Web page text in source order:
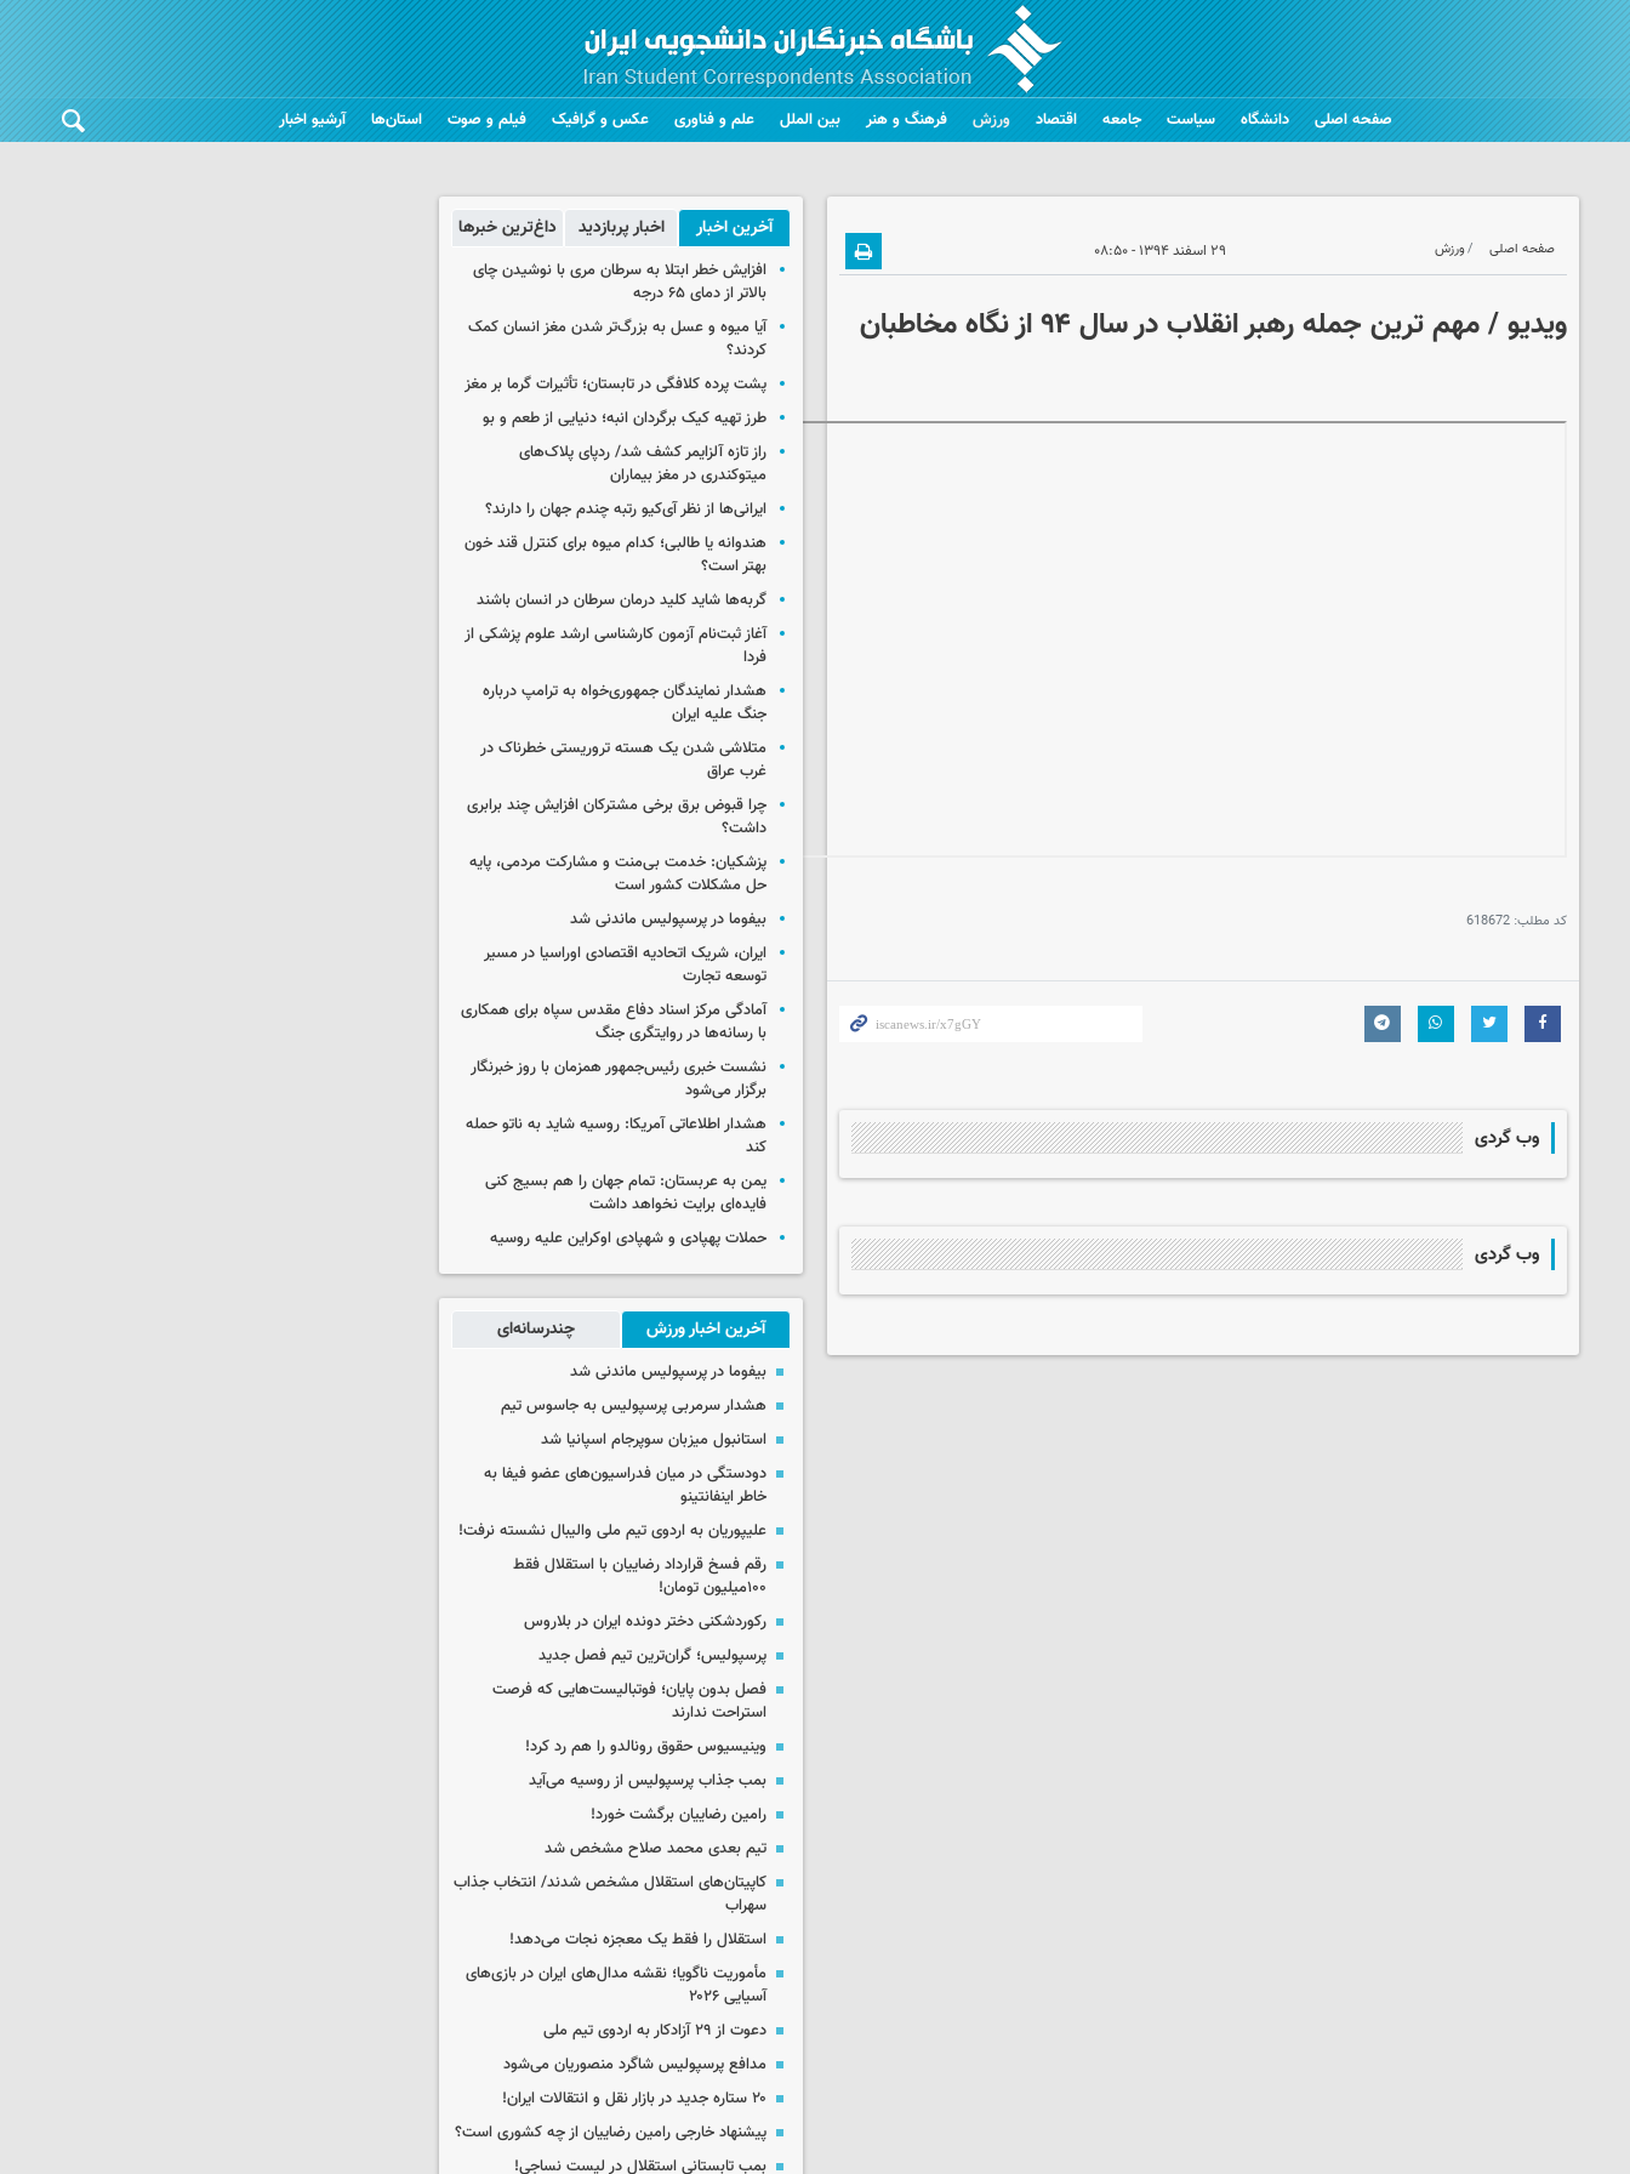
صفحه اصلی دانشگاه سیاست جامعه اقتصاد ورزش فرهنگ و هنر بین الملل علم و فناوری عکس و گرافیک فیلم و صوت استان‌ها آرشیو اخبار
صفحه اصلی ورزش ۲۹ اسفند ۱۳۹۴ - ۰۸:۵۰
ویدیو / مهم ترین جمله رهبر انقلاب در سال ۹۴ از نگاه مخاطبان
کد مطلب: 618672
وب گردی
وب گردی
آخرین اخبار اخبار پربازدید داغ‌ترین خبرها
افزایش خطر ابتلا به سرطان مری با نوشیدن چای
بالاتر از دمای ۶۵ درجه
آیا میوه و عسل به بزرگ‌تر شدن مغز انسان کمک
کردند؟
پشت پرده کلافگی در تابستان؛ تأثیرات گرما بر مغز
طرز تهیه کیک برگردان انبه؛ دنیایی از طعم و بو
راز تازه آلزایمر کشف شد/ ردپای پلاک‌های
میتوکندری در مغز بیماران
ایرانی‌ها از نظر آی‌کیو رتبه چندم جهان را دارند؟
هندوانه یا طالبی؛ کدام‌ میوه برای کنترل قند خون
بهتر است؟
گربه‌ها شاید کلید درمان سرطان در انسان باشند
آغاز ثبت‌نام‌ آزمون کارشناسی ارشد علوم پزشکی از
فردا
هشدار نمایندگان جمهوری‌خواه به ترامپ درباره
جنگ علیه ایران
متلاشی شدن یک هسته تروریستی خطرناک در
غرب عراق
چرا قبوض برق برخی مشترکان افزایش چند برابری
داشت؟
پزشکیان: خدمت بی‌منت و مشارکت مردمی، پایه
حل مشکلات کشور است
بیفوما در پرسپولیس ماندنی شد
ایران، شریک اتحادیه اقتصادی اوراسیا در مسیر
توسعه تجارت
آمادگی مرکز اسناد دفاع مقدس سپاه برای همکاری
با رسانه‌ها در روایتگری جنگ
نشست خبری رئیس‌جمهور همزمان با روز خبرنگار
برگزار می‌شود
هشدار اطلاعاتی آمریکا: روسیه شاید به ناتو حمله
کند
یمن به عربستان: تمام جهان را هم بسیج کنی
فایده‌ای برایت نخواهد داشت
حملات پهپادی و شهپادی اوکراین علیه روسیه
آخرین اخبار ورزش چندرسانه‌ای
بیفوما در پرسپولیس ماندنی شد
هشدار سرمربی پرسپولیس به جاسوس تیم
استانبول میزبان سوپرجام اسپانیا شد
دودستگی در میان فدراسیون‌های عضو فیفا به
خاطر اینفانتینو
علیپوریان به اردوی تیم ملی والیبال نشسته نرفت!
رقم فسخ قرارداد رضاییان با استقلال فقط
۱۰۰میلیون تومان!
رکوردشکنی دختر دونده ایران در بلاروس
پرسپولیس؛ گران‌ترین تیم فصل جدید
فصل بدون پایان؛ فوتبالیست‌هایی که فرصت
استراحت ندارند
وینیسیوس حقوق رونالدو را هم رد کرد!
بمب جذاب پرسپولیس از روسیه می‌آید
رامین رضاییان برگشت خورد!
تیم بعدی محمد صلاح مشخص شد
کاپیتان‌های استقلال مشخص شدند/ انتخاب جذاب
سهراب
استقلال را فقط یک معجزه نجات می‌دهد!
مأموریت ناگویا؛ نقشه مدال‌های ایران در بازی‌های
آسیایی ۲۰۲۶
دعوت از ۲۹ آزادکار به اردوی تیم ملی
مدافع پرسپولیس شاگرد منصوریان می‌شود
۲۰ ستاره جدید در بازار نقل و انتقالات ایران!
پیشنهاد خارجی رامین رضاییان از چه کشوری است؟
بمب تابستانی استقلال در لیست نساجی!